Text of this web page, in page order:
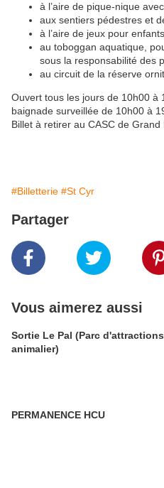
à l’aire de pique-nique
aux sentiers pédestres et
à l’aire de jeux pour enfants,
au toboggan aquatique,
sous la responsabilité des
au circuit de la réserve
Ouvert tous les jours de 10h00 à
baignade surveillée de 10h00 à
Billet à retirer au CASC de Grand
#Billetterie #St Cyr
Partager
Vous aimerez aussi
Sortie Le Pal (Parc
animalier)
PERMANENCE HCU